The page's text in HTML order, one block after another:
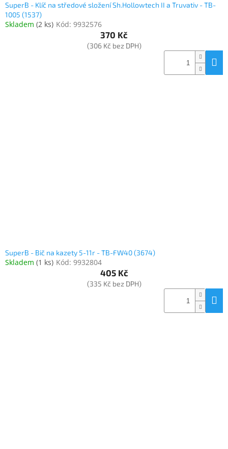
SuperB - Klíč na středové složení Sh.Hollowtech II a Truvativ - TB-
1005 (1537)
Skladem (2 ks) Kód: 9932576
370 Kč
(306 Kč bez DPH)
SuperB - Bič na kazety 5-11r - TB-FW40 (3674)
Skladem (1 ks) Kód: 9932804
405 Kč
(335 Kč bez DPH)